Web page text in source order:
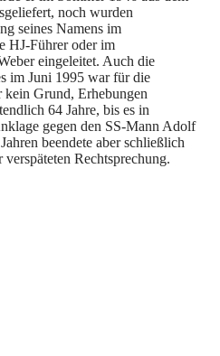
noch wurden
seines Namens im
HJ-Führer oder im
eingeleitet. Auch die
im Juni 1995 war für die
kein Grund, Erhebungen
64 Jahre, bis es in
gegen den SS-Mann Adolf
beendete aber schließlich
Rechtsprechung.